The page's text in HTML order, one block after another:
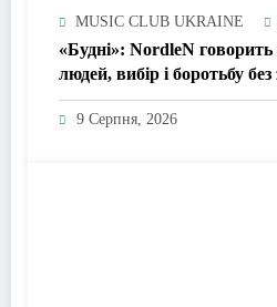
MUSIC CLUB UKRAINE
«Будні»: NordleN
людей, вибір і боротьбу
9 Серпня, 2026